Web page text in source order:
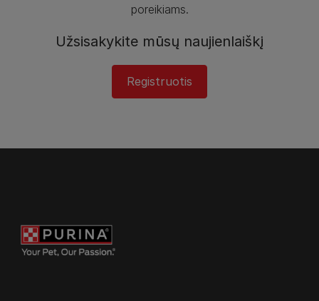
poreikiams.
Užsisakykite mūsų naujienlaiškį
Registruotis